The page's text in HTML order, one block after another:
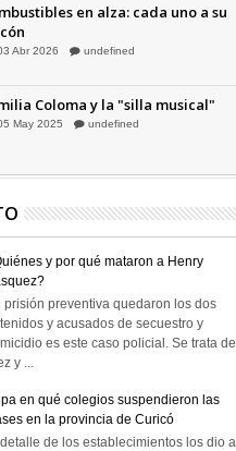
en alza: cada uno a su
Abr 2026 undefined
Coloma y la "silla musical"
May 2025 undefined
y por qué mataron a Henry
prisión preventiva quedaron los dos
y acusados de secuestro y
es este caso policial. Se trata de
y ...
en qué colegios suspendieron las
en la provincia de Curicó
de los establecimientos los dio a